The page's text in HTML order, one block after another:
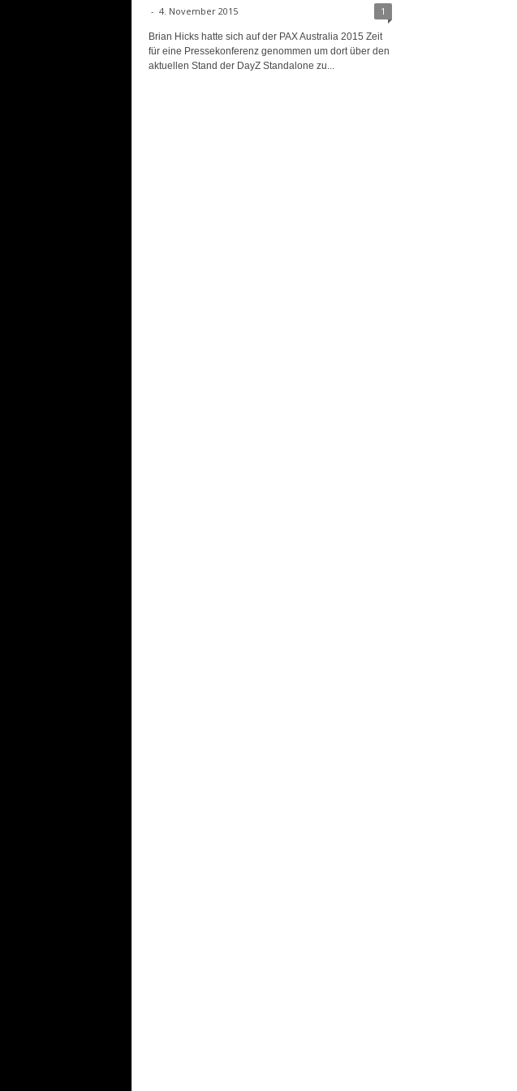
- 4. November 2015 1
Brian Hicks hatte sich auf der PAX Australia 2015 Zeit
für eine Pressekonferenz genommen um dort über den
aktuellen Stand der DayZ Standalone zu...